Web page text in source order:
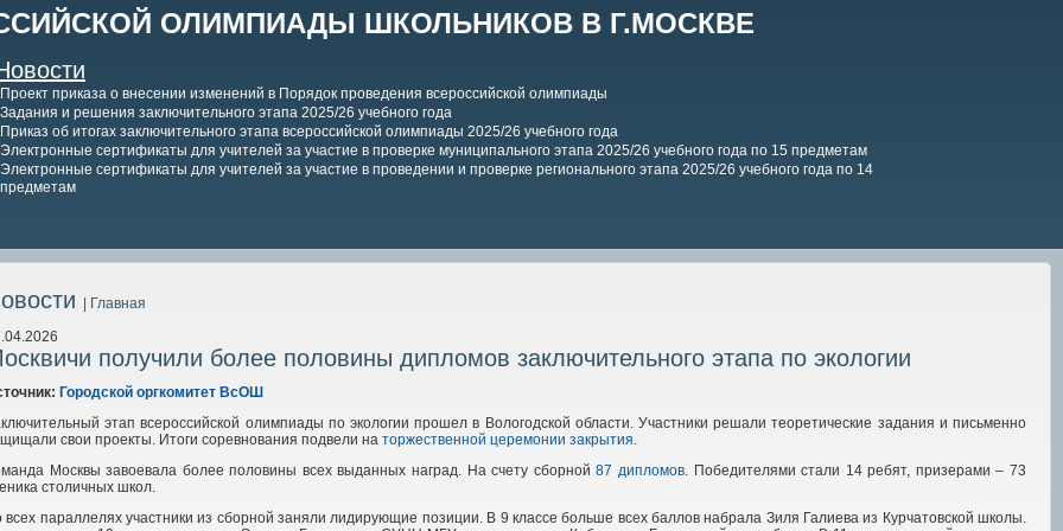
ОЛИМПИАДЫ ШКОЛЬНИКОВ В Г.МОСКВЕ
Проект приказа о внесении изменений в Порядок проведения всероссийской олимпиады
Задания и решения заключительного этапа 2025/26 учебного года
Приказ об итогах заключительного этапа всероссийской олимпиады 2025/26 учебного года
Электронные сертификаты для учителей за участие в проверке муниципального этапа 2025/26 учебного года по 15 предметам
Электронные сертификаты для учителей за участие в проведении и проверке регионального этапа 2025/26 учебного года по 14
предметам
| Главная
получили более половины дипломов заключительного этапа по экологии
Городской оргкомитет ВсОШ
этап всероссийской олимпиады по экологии прошел в Вологодской области. Участники решали теоретические задания и письменно
свои проекты. Итоги соревнования подвели на торжественной церемонии закрытия.
Москвы завоевала более половины всех выданных наград. На счету сборной87 дипломов. Победителями стали 14 ребят, призерами – 73
столичных школ.
всех параллелях участники из сборной заняли лидирующие позиции. В 9 классе больше всех баллов набрала Зиля Галиева из Курчатовской школы.